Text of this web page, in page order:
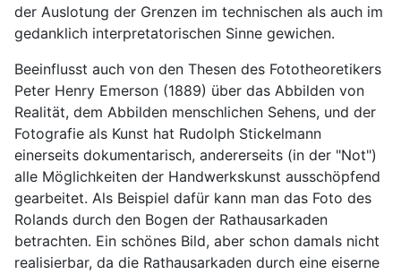
der Auslotung der Grenzen im technischen als auch im
gedanklich interpretatorischen Sinne gewichen.
Beeinflusst auch von den Thesen des Fototheoretikers
Peter Henry Emerson (1889) über das Abbilden von
Realität, dem Abbilden menschlichen Sehens, und der
Fotografie als Kunst hat Rudolph Stickelmann
einerseits dokumentarisch, andererseits (in der "Not")
alle Möglichkeiten der Handwerkskunst ausschöpfend
gearbeitet. Als Beispiel dafür kann man das Foto des
Rolands durch den Bogen der Rathausarkaden
betrachten. Ein schönes Bild, aber schon damals nicht
realisierbar, da die Rathausarkaden durch eine eiserne